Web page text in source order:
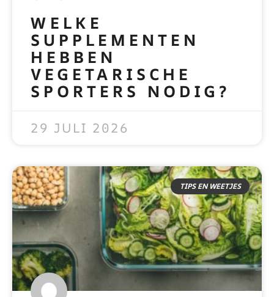
WELKE
SUPPLEMENTEN
HEBBEN
VEGETARISCHE
SPORTERS NODIG?
29 JULI 2026
TIPS EN WEETJES